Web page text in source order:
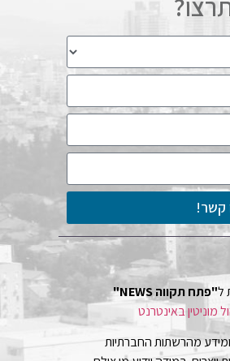
קשר!
ל"פתח תקווה NEWS"
מהרשתות החברתיות